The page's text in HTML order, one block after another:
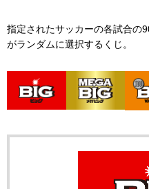
指定されたサッカーの各試合の
がランダムに選択するくじ。